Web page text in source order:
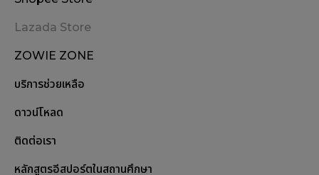
Lazada Store
ZOWIE ZONE
บริการช่วยเหลือ
ดาวน์โหลด
ติดต่อเรา
หลักสูตรอีสปอร์ตในสถานศึกษา